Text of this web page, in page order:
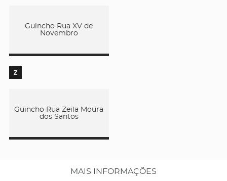
Guincho Rua XV de
Novembro
Z
Guincho Rua Zeila Moura
dos Santos
MAIS INFORMAÇÕES